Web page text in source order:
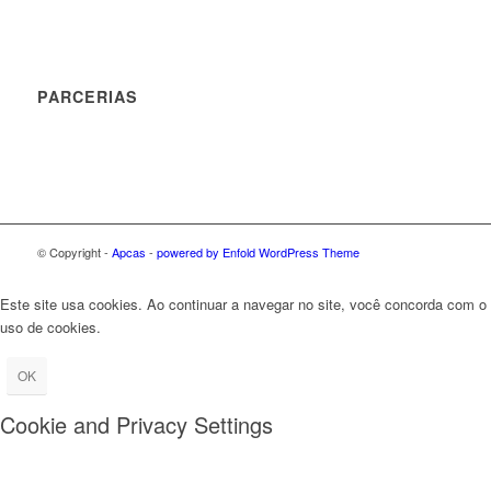
PARCERIAS
© Copyright - Apcas - powered by Enfold WordPress Theme
Este site usa cookies. Ao continuar a navegar no site, você concorda com o
uso de cookies.
OK
Cookie and Privacy Settings